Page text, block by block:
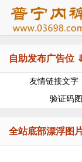
自助发布广告位
友情链接文字
验证码
全站底部漂浮图